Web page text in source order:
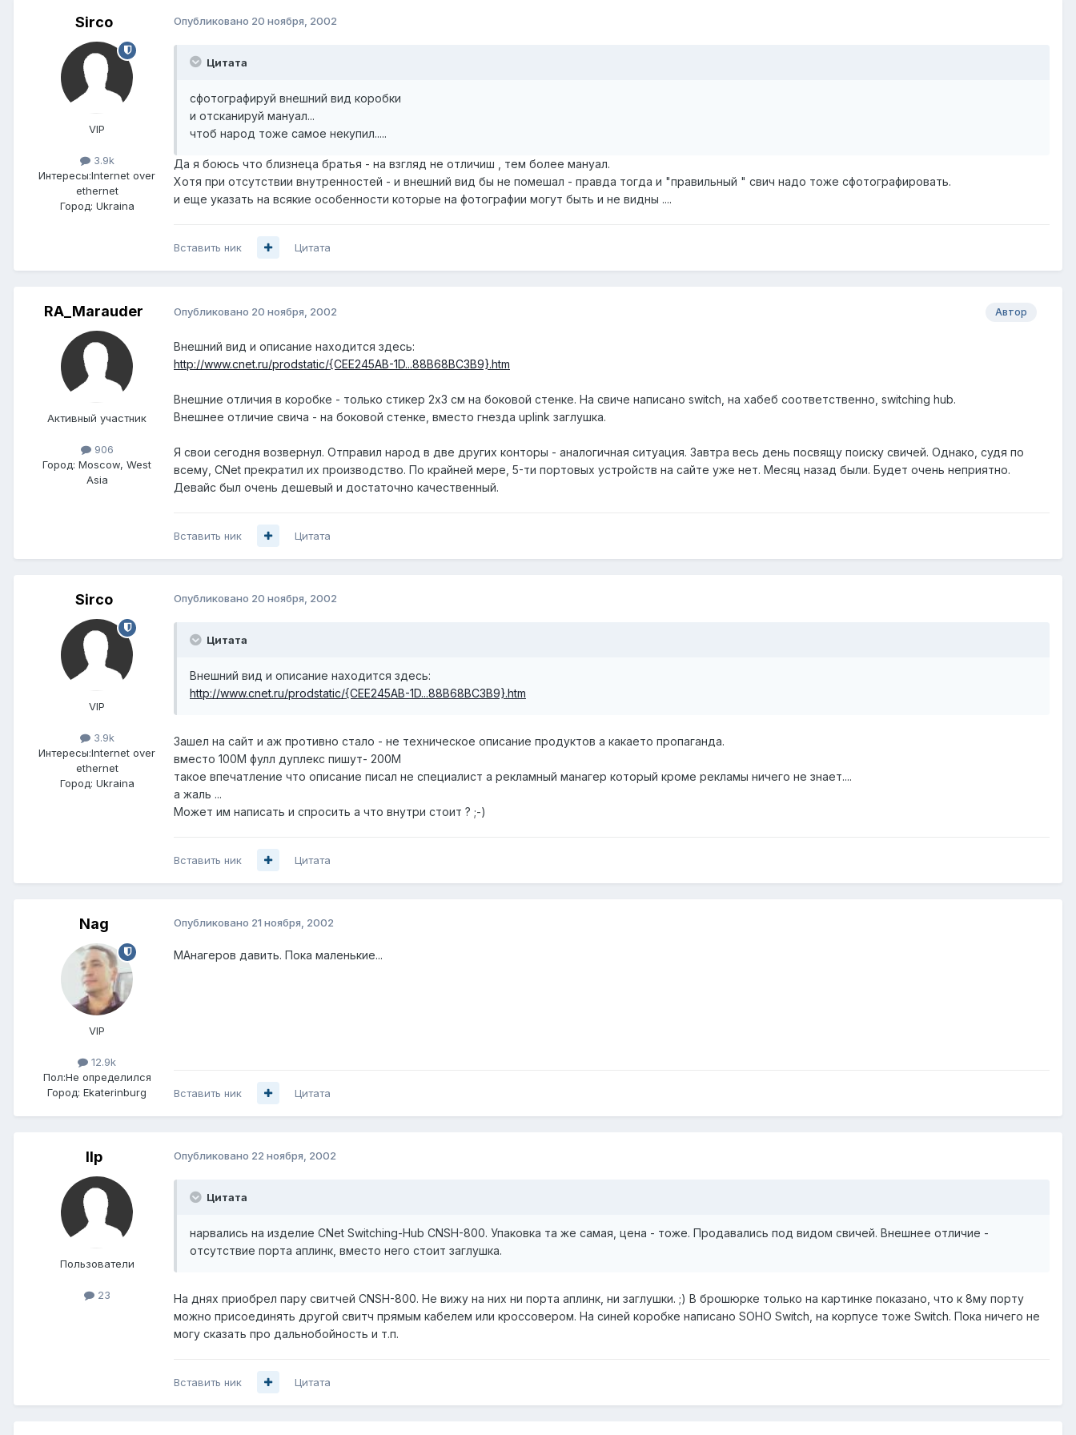
Sirco
VIP
3.9k
Интересы:Internet over
ethernet
Город: Ukraina
Опубликовано 20 ноября, 2002
Цитата
сфотографируй внешний вид коробки
и отсканируй мануал...
чтоб народ тоже самое некупил.....
Да я боюсь что близнеца братья - на взгляд не отличиш , тем более мануал.
Хотя при отсутствии внутренностей - и внешний вид бы не помешал - правда тогда и "правильный " свич надо тоже сфотографировать.
и еще указать на всякие особенности которые на фотографии могут быть и не видны ....
Вставить ник Цитата
RA_Marauder
Активный участник
906
Город: Moscow, West
Asia
Автор
Опубликовано 20 ноября, 2002
Внешний вид и описание находится здесь:
http://www.cnet.ru/prodstatic/{CEE245AB-1D...88B68BC3B9}.htm
Внешние отличия в коробке - только стикер 2х3 см на боковой стенке. На свиче написано switch, на хабеб соответственно, switching hub.
Внешнее отличие свича - на боковой стенке, вместо гнезда uplink заглушка.
Я свои сегодня возвернул. Отправил народ в две других конторы - аналогичная ситуация. Завтра весь день посвящу поиску свичей. Однако, судя по
всему, CNet прекратил их производство. По крайней мере, 5-ти портовых устройств на сайте уже нет. Месяц назад были. Будет очень неприятно.
Девайс был очень дешевый и достаточно качественный.
Вставить ник Цитата
Sirco
VIP
3.9k
Интересы:Internet over
ethernet
Город: Ukraina
Опубликовано 20 ноября, 2002
Цитата
Внешний вид и описание находится здесь:
http://www.cnet.ru/prodstatic/{CEE245AB-1D...88B68BC3B9}.htm
Зашел на сайт и аж противно стало - не техническое описание продуктов а какаето пропаганда.
вместо 100М фулл дуплекс пишут- 200М
такое впечатление что описание писал не специалист а рекламный манагер который кроме рекламы ничего не знает....
а жаль ...
Может им написать и спросить а что внутри стоит ? ;-)
Вставить ник Цитата
Nag
VIP
12.9k
Пол:Не определился
Город: Ekaterinburg
Опубликовано 21 ноября, 2002
МАнагеров давить. Пока маленькие...
Вставить ник Цитата
llp
Пользователи
23
Опубликовано 22 ноября, 2002
Цитата
нарвались на изделие CNet Switching-Hub CNSH-800. Упаковка та же самая, цена - тоже. Продавались под видом свичей. Внешнее отличие -
отсутствие порта аплинк, вместо него стоит заглушка.
На днях приобрел пару свитчей CNSH-800. Не вижу на них ни порта аплинк, ни заглушки. ;) В брошюрке только на картинке показано, что к 8му порту
можно присоединять другой свитч прямым кабелем или кроссовером. На синей коробке написано SOHO Switch, на корпусе тоже Switch. Пока ничего не
могу сказать про дальнобойность и т.п.
Вставить ник Цитата